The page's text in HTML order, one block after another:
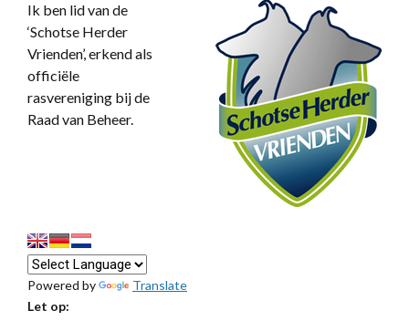
Ik ben lid van de
‘Schotse Herder
Vrienden’, erkend als
officiële
rasvereniging bij de
Raad van Beheer.
Powered by
Translate
Let op: